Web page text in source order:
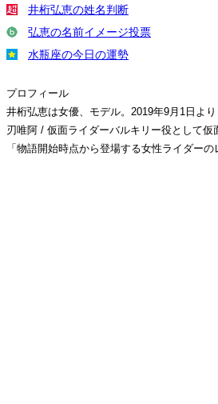
井桁弘恵の姓名判断
弘恵の名前イメージ投票
水瓶座の今日の運勢
プロフィール
井桁弘恵は女優、モデル。2019年9月1日よ
刃唯阿 / 仮面ライダーバルキリー役として仮
「物語開始時点から登場する女性ライダーの